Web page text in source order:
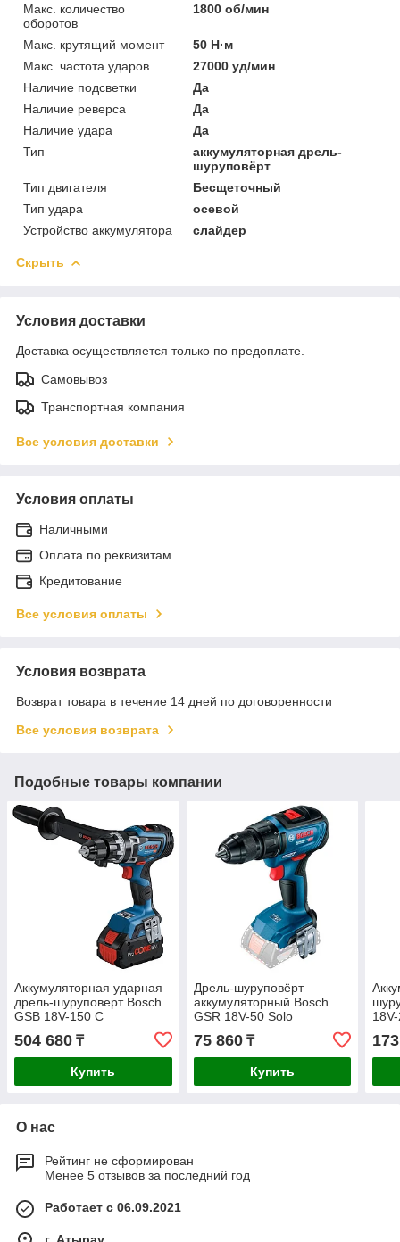
Макс. количество
оборотов
1800 об/мин
Макс. крутящий момент
50 Н·м
Макс. частота ударов
27000 уд/мин
Наличие подсветки
Да
Наличие реверса
Да
Наличие удара
Да
Тип
аккумуляторная дрель-
шуруповёрт
Тип двигателя
Бесщеточный
Тип удара
осевой
Устройство аккумулятора
слайдер
Скрыть
Условия доставки
Доставка осуществляется только по предоплате.
Самовывоз
Транспортная компания
Все условия доставки
Условия оплаты
Наличными
Оплата по реквизитам
Кредитование
Все условия оплаты
Условия возврата
Возврат товара в течение 14 дней по договоренности
Все условия возврата
Подобные товары компании
Аккумуляторная ударная
дрель-шуруповерт Bosch
GSB 18V-150 C
06019J5105
504 680 ₸
Купить
Дрель-шуруповёрт
аккумуляторный Bosch
GSR 18V-50 Solo
06019H5006
75 860₸
Купить
О нас
Рейтинг не сформирован
Менее 5 отзывов за последний год
Работает с 06.09.2021